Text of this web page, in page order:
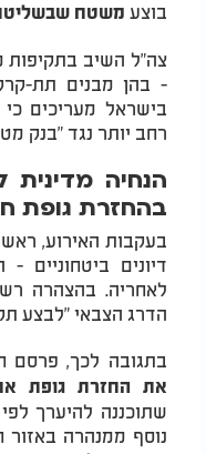
בוצע משטח
צה"ל השיב בתקיפות
- בהן מבנים תת-
בישראל מעריכים
רחב יותר נגד "בנק
הנחיה מדינית
בהחזרת גופת
בעקבות האירוע, ראש
דיונים ביטחוניים
לאחריה. בהצהרה
הדרג הצבאי "לבצע
בתגובה לכך, פרסם
את החזרת גופת
שתוכננה להיערך
נוסף ממנהרה באזור